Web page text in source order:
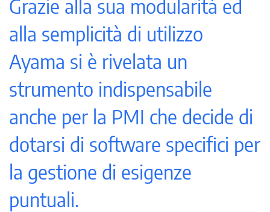
Grazie alla sua modularità ed
alla semplicità di utilizzo
Ayama si è rivelata un
strumento indispensabile
anche per la PMI che decide di
dotarsi di software specifici per
la gestione di esigenze
puntuali.